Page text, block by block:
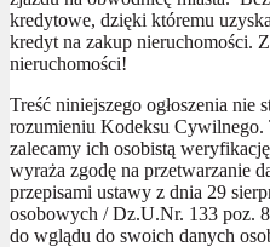
kredytowe, dzięki któremu
kredyt na zakup nieruchomości.
nieruchomości!
Treść niniejszego ogłoszenia
rozumieniu Kodeksu Cywilnego.
zalecamy ich osobistą
wyraża zgodę na przetwarzanie
przepisami ustawy z dnia 29
osobowych / Dz.U.Nr. 133 poz.
do wglądu do swoich danych